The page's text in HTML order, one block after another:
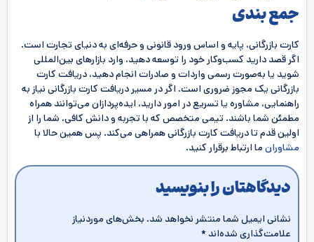
جمع بندی
کارت بازرگانی، پایه و اساس ورود قانونی و حرفه‌ای به دنیای تجارت است.
اگر قصد دارید کسب‌وکار خود را توسعه دهید، وارد بازارهای بین‌المللی
شوید یا به‌صورت رسمی واردات و صادرات انجام دهید، دریافت کارت
بازرگانی یک مجوز ضروری است. اگر در مسیر دریافت کارت بازرگانی نیاز به
راهنمایی، مشاوره یا تسریع در امور دارید، ایده‌پردازان می‌توانند همراه
مطمئن شما باشند. تیمی متخصص که با تجربه و دانش کافی، شما را از
اولین قدم تا دریافت کارت بازرگانی همراهی می‌کند. پس همین حالا با
مشاوران ما ارتباط برقرار کنید.
دیدگاهتان را بنویسید
نشانی ایمیل شما منتشر نخواهد شد. بخش‌های موردنیاز
علامت‌گذاری شده‌اند *